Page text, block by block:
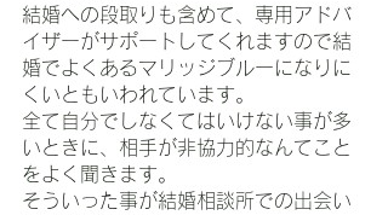
結婚への段取りも含めて、専用アドバ
イザーがサポートしてくれますので結
婚でよくあるマリッジブルーになりに
くいともいわれています。
全て自分でしなくてはいけない事が多
いときに、相手が非協力的なんてこと
をよく聞きます。
そういった事が結婚相談所での出会い